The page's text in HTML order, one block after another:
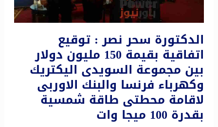
الدكتورة سحر نصر : توقيع
اتفاقية بقيمة 150 مليون دولار
بين مجموعة السويدى اليكتريك
وكهرباء فرنسا والبنك الاوربى
لاقامة محطتى طاقة شمسية
بقدرة 100 ميجا وات